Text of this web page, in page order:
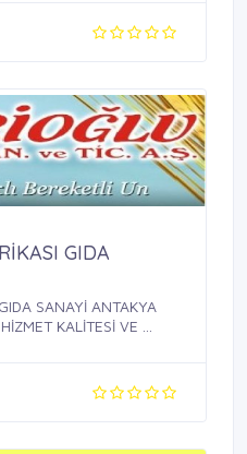
GIDA
SANAYİ ANTAKYA
KALİTESİ VE ...